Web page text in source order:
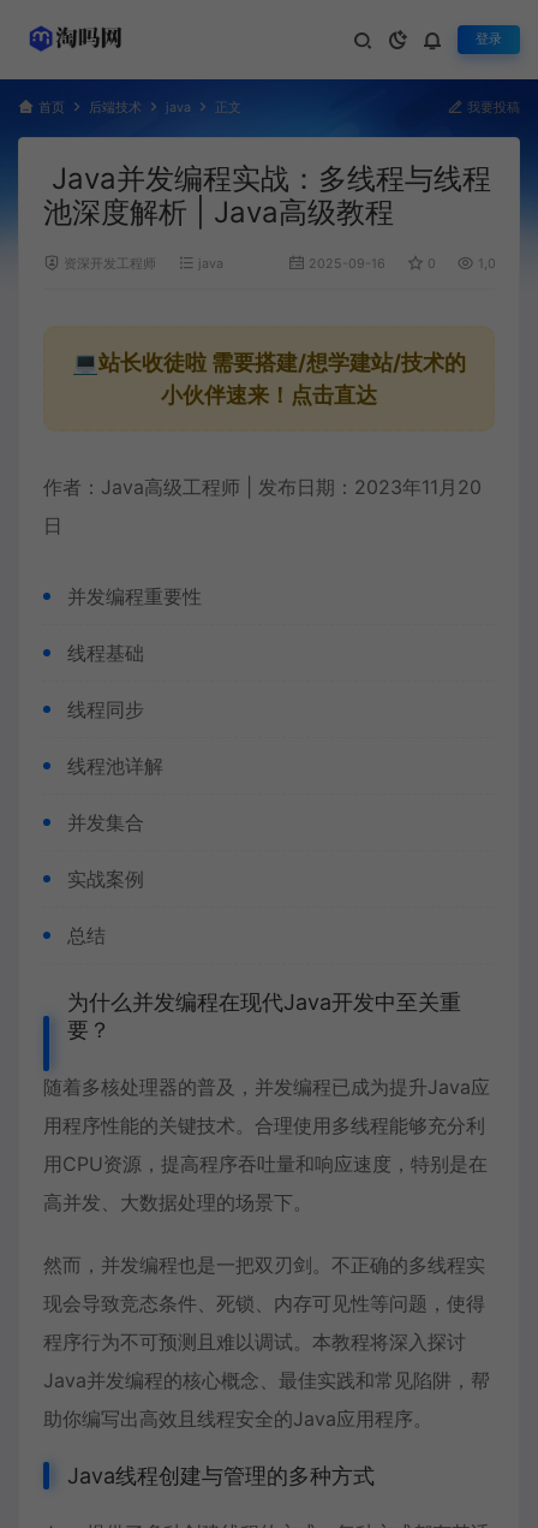
登录
首页 后端技术 java 正文 我要投稿
Java并发编程实战：多线程与线程
池深度解析 | Java高级教程
资深开发工程师 java 2025-09-16 0 1,020
💻站长收徒啦 需要搭建/想学建站/技术的
小伙伴速来！点击直达
作者：Java高级工程师 | 发布日期：2023年11月20
日
并发编程重要性
线程基础
线程同步
线程池详解
并发集合
实战案例
总结
为什么并发编程在现代Java开发中至关重
要？
随着多核处理器的普及，并发编程已成为提升Java应
用程序性能的关键技术。合理使用多线程能够充分利
用CPU资源，提高程序吞吐量和响应速度，特别是在
高并发、大数据处理的场景下。
然而，并发编程也是一把双刃剑。不正确的多线程实
现会导致竞态条件、死锁、内存可见性等问题，使得
程序行为不可预测且难以调试。本教程将深入探讨
Java并发编程的核心概念、最佳实践和常见陷阱，帮
助你编写出高效且线程安全的Java应用程序。
Java线程创建与管理的多种方式